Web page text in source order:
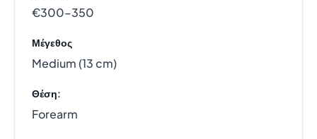
€300–350
Μέγεθος
Medium (13 cm)
Θέση:
Forearm